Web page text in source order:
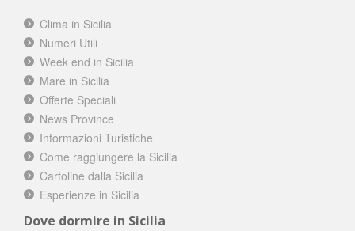
Clima in Sicilia
Numeri Utili
Week end in Sicilia
Mare in Sicilia
Offerte Speciali
News Province
Informazioni Turistiche
Come raggiungere la Sicilia
Cartoline dalla Sicilia
Esperienze in Sicilia
Dove dormire in Sicilia